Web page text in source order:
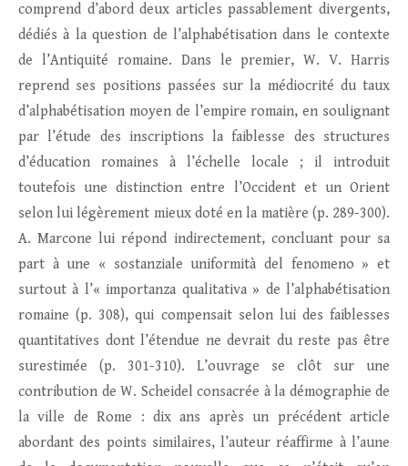
comprend d’abord deux articles passablement divergents,
dédiés à la question de l’alphabétisation dans le contexte
de l’Antiquité romaine. Dans le premier, W. V. Harris
reprend ses positions passées sur la médiocrité du taux
d’alphabétisation moyen de l’empire romain, en soulignant
par l’étude des inscriptions la faiblesse des structures
d’éducation romaines à l’échelle locale ; il introduit
toutefois une distinction entre l’Occident et un Orient
selon lui légèrement mieux doté en la matière (p. 289-300).
A. Marcone lui répond indirectement, concluant pour sa
part à une « sostanziale uniformità del fenomeno » et
surtout à l’« importanza qualitativa » de l’alphabétisation
romaine (p. 308), qui compensait selon lui des faiblesses
quantitatives dont l’étendue ne devrait du reste pas être
surestimée (p. 301-310). L’ouvrage se clôt sur une
contribution de W. Scheidel consacrée à la démographie de
la ville de Rome : dix ans après un précédent article
abordant des points similaires, l’auteur réaffirme à l’aune